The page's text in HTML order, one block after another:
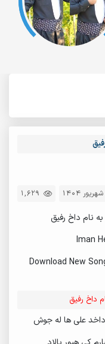
1,629
به نام داخ رفیق
Iman
Download New
داخ رفیق
علی ها له جوش